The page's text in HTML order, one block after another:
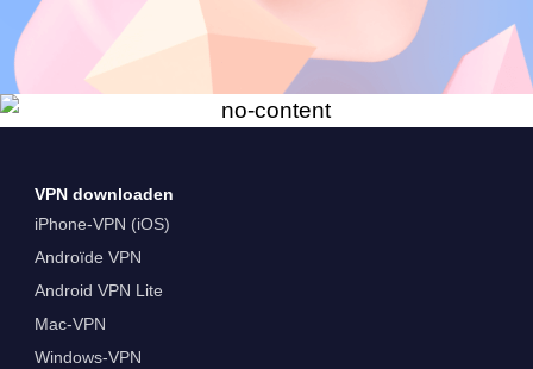
VPN downloaden
iPhone-VPN (iOS)
Androïde VPN
Android VPN Lite
Mac-VPN
Windows-VPN